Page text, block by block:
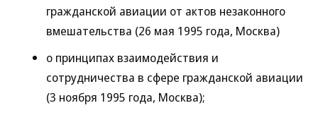
гражданской авиации от актов незаконного
вмешательства (26 мая 1995 года, Москва)
о принципах взаимодействия и
сотрудничества в сфере гражданской авиации
(3 ноября 1995 года, Москва);